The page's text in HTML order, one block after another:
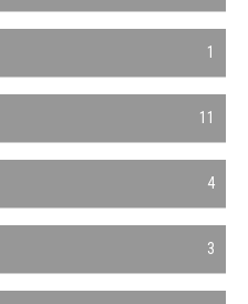
1
11
4
3